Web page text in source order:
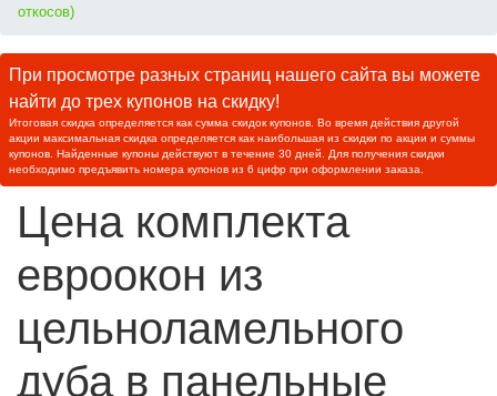
откосов)
При просмотре разных страниц нашего сайта вы можете
найти до трех купонов на скидку!
Итоговая скидка определяется как сумма скидок купонов. Во время действия другой
акции максимальная скидка определяется как наибольшая из скидки по акции и суммы
купонов. Найденные купоны действуют в течение 30 дней. Для получения скидки
необходимо предъявить номера купонов из 6 цифр при оформлении заказа.
Цена комплекта
евроокон из
цельноламельного
дуба в панельные